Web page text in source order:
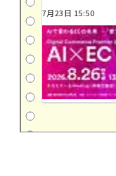
7月23日 15:50